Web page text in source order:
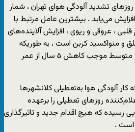
تشدید آلودگی هوای تهران ، شمار
تا ۶۰ درصد افزایش می‌یابد . بیشترین عامل مرتبط با
، عروقی و ریوی ، افزایش آلاینده‌های
و منواکسید کربن است ، به طوریکه
آلودگی هوا در تهران به طور متوسط موجب کاهش ۵ سال از عمر
آلودگی هوا به‌تعطیلی کلانشهرها
روزهای تعطیلی را برعهده
رسیده که هیچ اقدام جدید و تاثیرگذاری
است .